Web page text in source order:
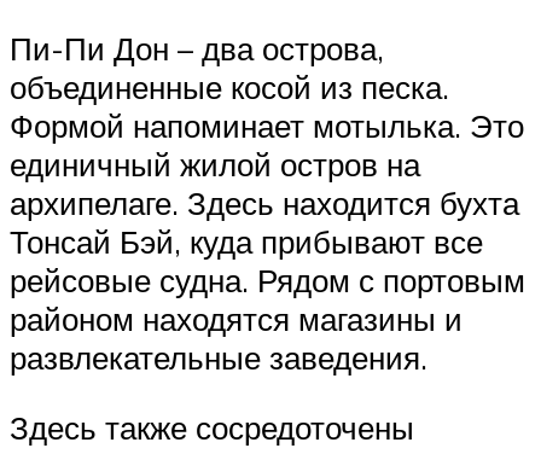
Пи-Пи Дон – два острова,
объединенные косой из песка.
Формой напоминает мотылька. Это
единичный жилой остров на
архипелаге. Здесь находится бухта
Тонсай Бэй, куда прибывают все
рейсовые судна. Рядом с портовым
районом находятся магазины и
развлекательные заведения.
Здесь также сосредоточены